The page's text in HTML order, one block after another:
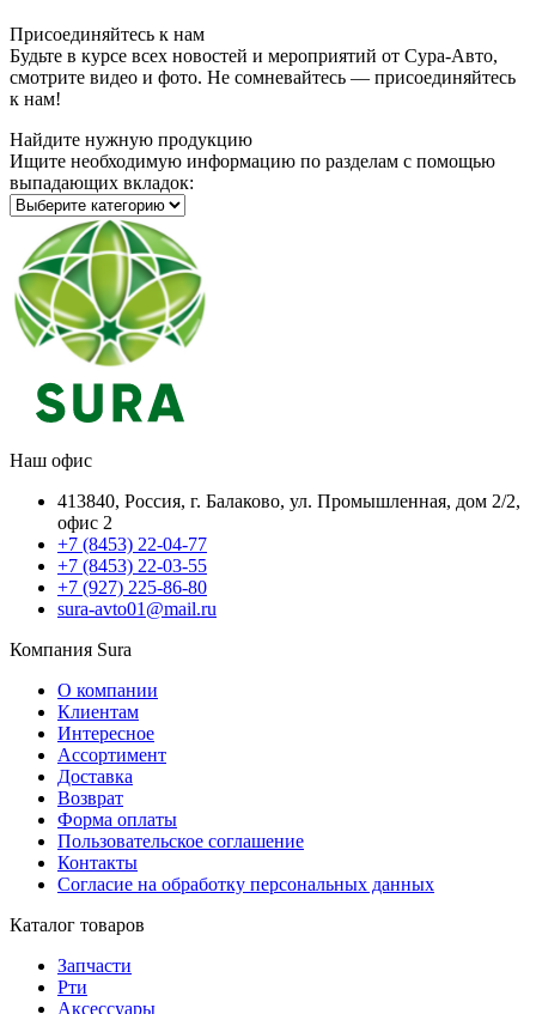
Присоединяйтесь к нам
Будьте в курсе всех новостей и мероприятий от Сура-Авто,
смотрите видео и фото. Не сомневайтесь — присоединяйтесь
к нам!
Найдите нужную продукцию
Ищите необходимую информацию по разделам с помощью
выпадающих вкладок:
Наш офис
413840, Россия, г. Балаково, ул. Промышленная, дом 2/2,
офис 2
+7 (8453) 22-04-77
+7 (8453) 22-03-55
+7 (927) 225-86-80
sura-avto01@mail.ru
Компания Sura
О компании
Клиентам
Интересное
Ассортимент
Доставка
Возврат
Форма оплаты
Пользовательское соглашение
Контакты
Согласие на обработку персональных данных
Каталог товаров
Запчасти
Рти
Аксессуары